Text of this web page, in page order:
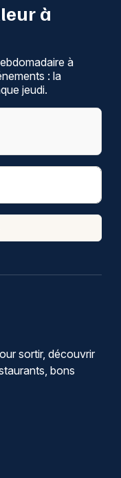
sortir, découvrir
bons
à
à
: la
jeudi.